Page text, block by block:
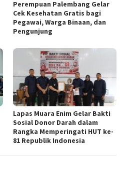
Perempuan Palembang Gelar
Cek Kesehatan Gratis bagi
Pegawai, Warga Binaan, dan
Pengunjung
Lapas Muara Enim Gelar Bakti
Sosial Donor Darah dalam
Rangka Memperingati HUT ke-
81 Republik Indonesia